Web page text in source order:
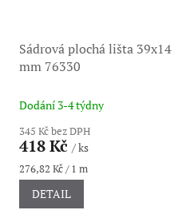
Sádrová plochá lišta 39x14
mm 76330
Dodání 3-4 týdny
345 Kč bez DPH
418 Kč / ks
Měrná
cena:
276,82 Kč / 1 m
DETAIL